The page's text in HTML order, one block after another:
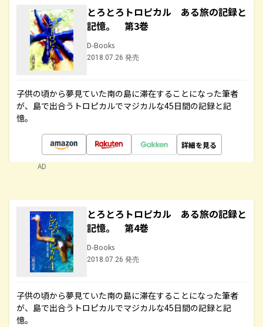
とろとろトロピカル ある旅の記録と
記憶。 第3巻
D-Books
2018.07.26 発売
子供の頃から夢見ていた南の島に滞在することになった筆者
が、島で出合うトロピカルでマジカルな45日間の記録と記
憶。
詳細を見る
AD
とろとろトロピカル ある旅の記録と
記憶。 第4巻
D-Books
2018.07.26 発売
子供の頃から夢見ていた南の島に滞在することになった筆者
が、島で出合うトロピカルでマジカルな45日間の記録と記
憶。